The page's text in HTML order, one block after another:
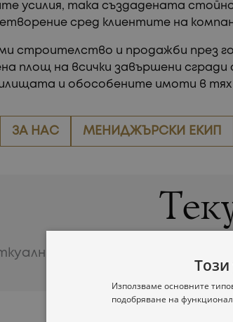
усилия, така създадената
сред клиентите на
строителство и продажби през
площ на всички завършени
и обособените имоти в тях
ЗА НАС МЕНИДЖЪРСКИ ЕКИП
проекти във фаза
Този
Използваме основните
подобряване на